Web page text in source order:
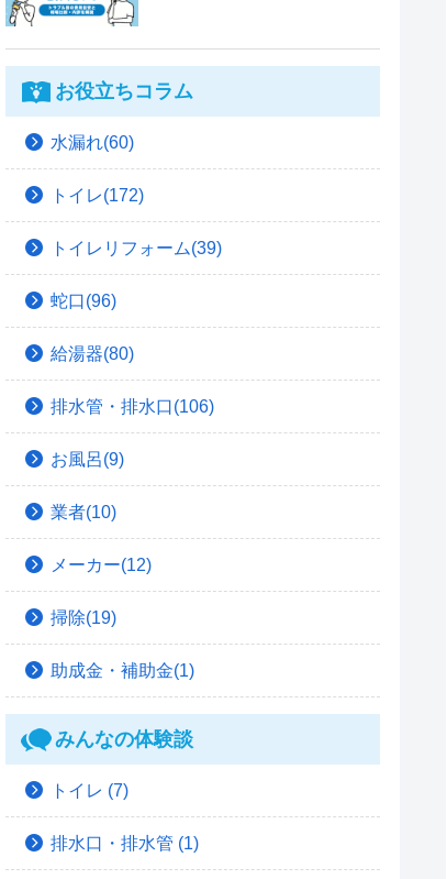
お役立ちコラム
水漏れ(60)
トイレ(172)
トイレリフォーム(39)
蛇口(96)
給湯器(80)
排水管・排水口(106)
お風呂(9)
業者(10)
メーカー(12)
掃除(19)
助成金・補助金(1)
みんなの体験談
トイレ (7)
排水口・排水管 (1)